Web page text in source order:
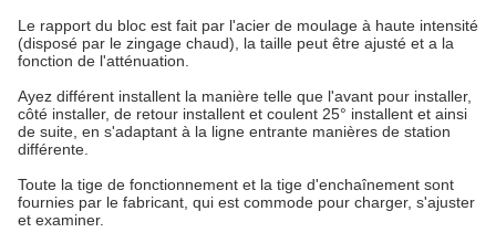
Le rapport du bloc est fait par l'acier de moulage à haute intensité
(disposé par le zingage chaud), la taille peut être ajusté et a la
fonction de l'atténuation.
Ayez différent installent la manière telle que l'avant pour installer,
côté installer, de retour installent et coulent 25° installent et ainsi
de suite, en s'adaptant à la ligne entrante manières de station
différente.
Toute la tige de fonctionnement et la tige d'enchaînement sont
fournies par le fabricant, qui est commode pour charger, s'ajuster
et examiner.